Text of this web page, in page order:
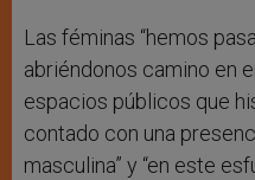
Las féminas “hemos
abriéndonos camino en
espacios públicos que
contado con una
masculina” y “en este